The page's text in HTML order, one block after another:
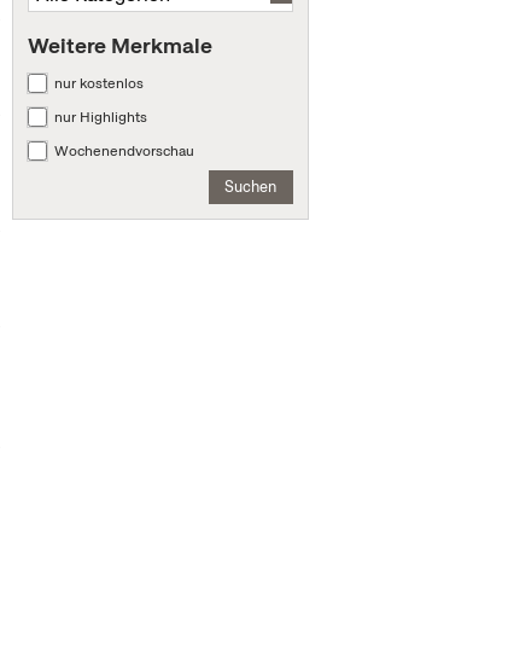
Weitere Merkmale
nur kostenlos
nur Highlights
Wochenendvorschau
Suchen